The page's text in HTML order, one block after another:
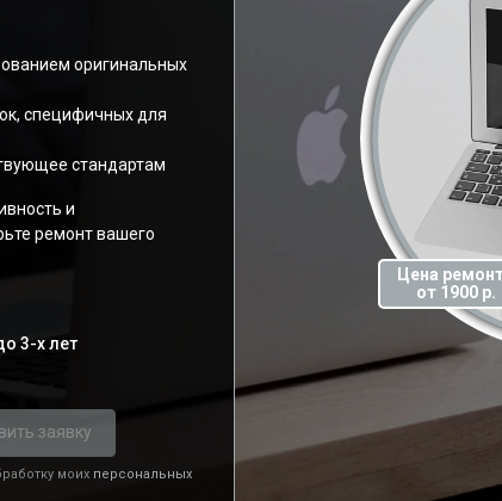
оригинальных
специфичных для
стандартам
и
ремонт вашего
3-х лет
заявку
моих персональных
Цена
от 1900 р.